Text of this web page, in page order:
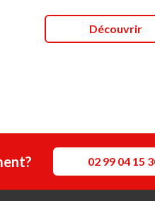
Découvrir
02 99 04 15